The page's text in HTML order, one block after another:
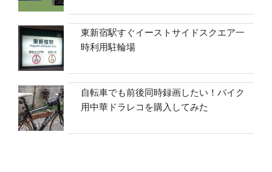
東新宿駅すぐイーストサイドスクエア一
時利用駐輪場
自転車でも前後同時録画したい！バイク
用中華ドラレコを購入してみた